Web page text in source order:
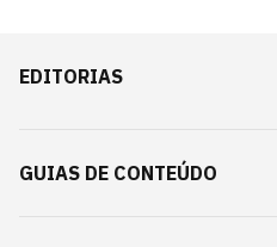
EDITORIAS
GUIAS DE CONTEÚDO